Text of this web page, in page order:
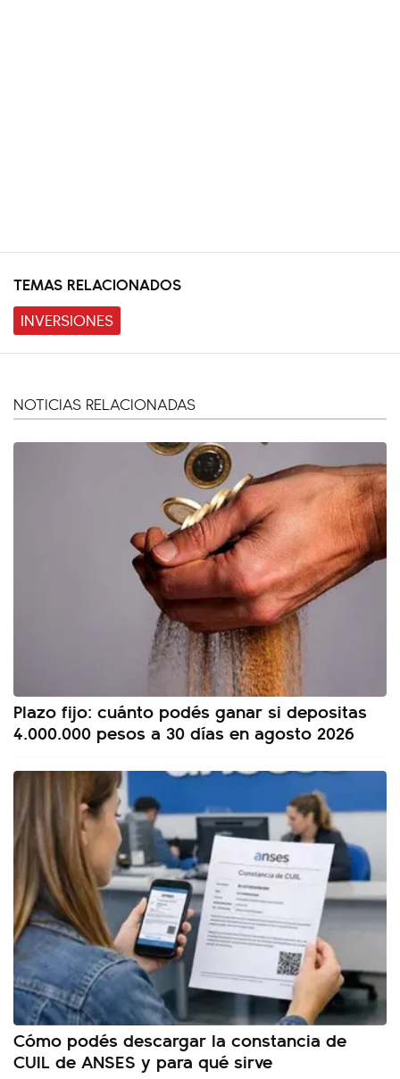
TEMAS RELACIONADOS
INVERSIONES
NOTICIAS RELACIONADAS
Plazo fijo: cuánto podés ganar si depositas
4.000.000 pesos a 30 días en agosto 2026
Cómo podés descargar la constancia de
CUIL de ANSES y para qué sirve